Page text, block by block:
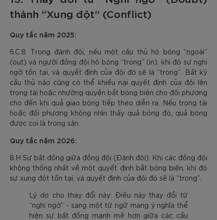
thành “Xung đột” (Conflict)
Quy tắc năm 2025:
6.C.8: Trong đánh đôi, nếu một cầu thủ hô bóng “ngoài”
(out) và người đồng đội hô bóng “trong” (in), khi đó sự nghi
ngờ tồn tại, và quyết định của đội đó sẽ là “trong”. Bất kỳ
cầu thủ nào cũng có thể khiếu nại quyết định của đội lên
trọng tài hoặc nhường quyền bắt bóng biên cho đối phương
cho đến khi quả giao bóng tiếp theo diễn ra. Nếu trọng tài
hoặc đối phương không nhìn thấy quả bóng đó, quả bóng
được coi là trong sân.
Quy tắc năm 2026:
8.H Sự bất đồng giữa đồng đội (Đánh đôi): Khi các đồng đội
không thống nhất về một quyết định bắt bóng biên, khi đó
sự xung đột tồn tại, và quyết định của đội đó sẽ là “trong”.
Lý do cho thay đổi này: Điều này thay đổi từ
“nghi ngờ” - sang một từ ngữ mang ý nghĩa thể
hiện sự bất đồng mạnh mẽ hơn giữa các cầu